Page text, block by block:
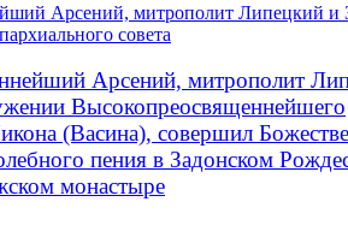
Арсений, митрополит Липецкий и
совета
Арсений, митрополит
Высокопреосвященнейшего
(Васина), совершил
пения в Задонском
монастыре